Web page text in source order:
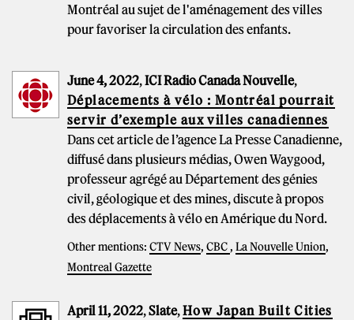
Montréal au sujet de l'aménagement des villes
pour favoriser la circulation des enfants.
June 4, 2022,ICI Radio Canada Nouvelle,
Déplacements à vélo : Montréal pourrait
servir d’exemple aux villes canadiennes
Dans cet article de l’agence La Presse Canadienne,
diffusé dans plusieurs médias, Owen Waygood,
professeur agrégé au Département des génies
civil, géologique et des mines, discute à propos
des déplacements à vélo en Amérique du Nord.
Other mentions: CTV News, CBC , La Nouvelle Union,
Montreal Gazette
April 11, 2022,Slate,How Japan Built Cities